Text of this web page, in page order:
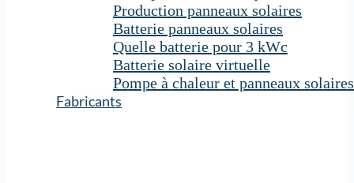
Production panneaux solaires
Batterie panneaux solaires
Quelle batterie pour 3 kWc
Batterie solaire virtuelle
Pompe à chaleur et panneaux solaires
Fabricants